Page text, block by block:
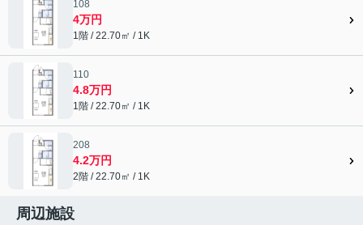
108
4万円
1階 / 22.70㎡ / 1K
110
4.8万円
1階 / 22.70㎡ / 1K
208
4.2万円
2階 / 22.70㎡ / 1K
周辺施設